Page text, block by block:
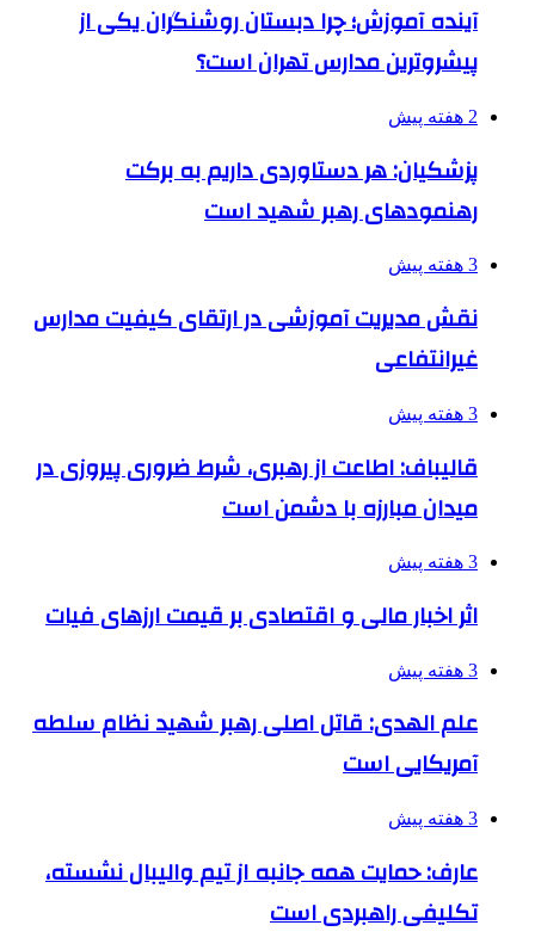
آینده آموزش؛ چرا دبستان روشنگران یکی از
پیشروترین مدارس تهران است؟
2 هفته پیش
پزشکیان: هر دستاوردی داریم به برکت
رهنمودهای رهبر شهید است
3 هفته پیش
نقش مدیریت آموزشی در ارتقای کیفیت مدارس
غیرانتفاعی
3 هفته پیش
قالیباف: اطاعت از رهبری، شرط ضروری پیروزی در
میدان مبارزه با دشمن است
3 هفته پیش
اثر اخبار مالی و اقتصادی بر قیمت ارزهای فیات
3 هفته پیش
علم الهدی: قاتل اصلی رهبر شهید نظام سلطه
آمریکایی است
3 هفته پیش
عارف: حمایت همه جانبه از تیم والیبال نشسته،
تکلیفی راهبردی است